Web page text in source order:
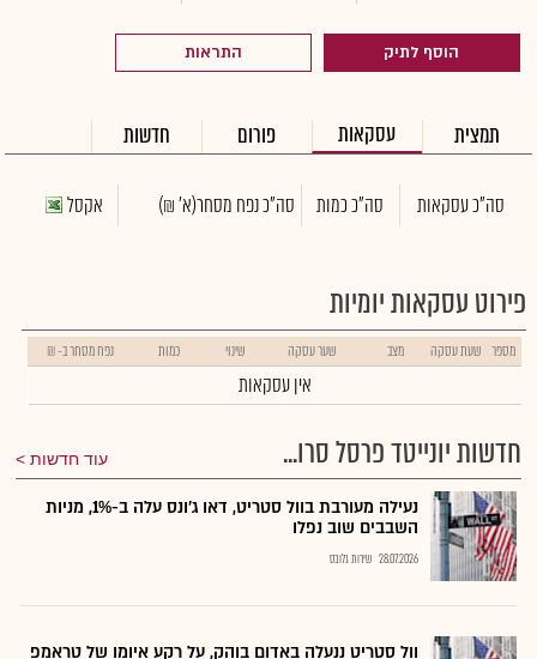
הוסף לתיק התראות
תמצית עסקאות פורום חדשות
סה"כ עסקאות סה"כ כמות סה"כ נפח מסחר(א' ₪) אקסל
פירוט עסקאות יומיות
מספר שעת עסקה מצב שער עסקה שינוי כמות נפח מסחר ב- ₪
אין עסקאות
חדשות יונייטד פרסל סרו... עוד חדשות
נעילה מעורבת בוול סטריט, דאו ג'ונס עלה ב-1%, מניות
השבבים שוב נפלו
28.07.2026 שירות גלובס
וול סטריט ננעלה באדום בוהק, על רקע איומו של טראמפ